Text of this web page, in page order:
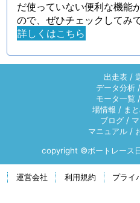
だ使っていない便利な機能
ので、ぜひチェックしてみ
詳しくはこちら
出走表 /
データ分析 /
モータ一覧 /
場情報 / ま
ブログ/
マニュアル /
copyright ©ボートレース
運営会社 利用規約 プライ